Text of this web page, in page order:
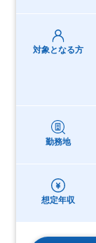
対象となる方
勤務地
想定年収